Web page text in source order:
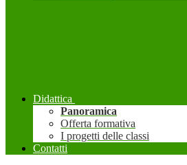
Didattica
Panoramica
Offerta formativa
I progetti delle classi
Contatti